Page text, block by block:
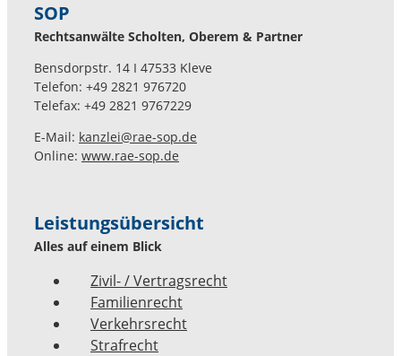
SOP
Rechtsanwälte Scholten, Oberem & Partner
Bensdorpstr. 14 I 47533 Kleve
Telefon: +49 2821 976720
Telefax: +49 2821 9767229
E-Mail: kanzlei@rae-sop.de
Online: www.rae-sop.de
Leistungsübersicht
Alles auf einem Blick
Zivil- / Vertragsrecht
Familienrecht
Verkehrsrecht
Strafrecht